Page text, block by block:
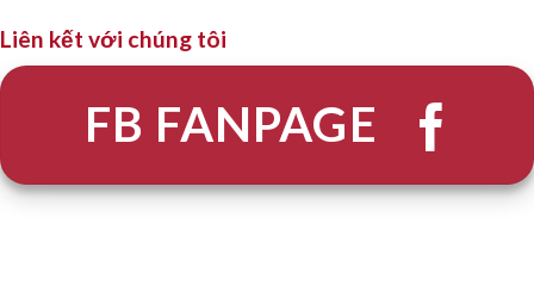
Liên kết với chúng tôi
FB FANPAGE